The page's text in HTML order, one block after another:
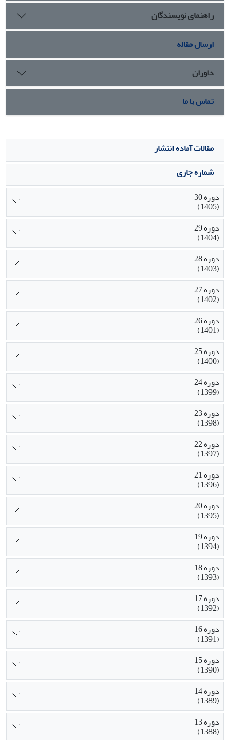
آمده نشان از وجود 0.99 همبستگی و میانگین مربعات خطا 0.001
دارد که به معنای وجود همبستگی میان قیمت واقعی و قیمت
پیش‌بینی‌شده بیت‌کوین می‌باشد. یافته‌های این پژوهش می‌تواند
توجه فعالان در حوزه بیت‌کوین را جلب نماید تا برنامه‌ریزی مناسبی
جهت سرمایه‌گذاری و کاهش ریسک سرمایه‌گذاری داشته باشند.
راهنمای نویسندگان
ارسال مقاله
داوران
تماس با ما
مقالات آماده انتشار
شماره جاری
دوره 30
(1405)
دوره 29
(1404)
دوره 28
(1403)
دوره 27
(1402)
دوره 26
(1401)
دوره 25
(1400)
دوره 24
(1399)
دوره 23
(1398)
دوره 22
(1397)
دوره 21
(1396)
دوره 20
(1395)
دوره 19
(1394)
دوره 18
(1393)
دوره 17
(1392)
دوره 16
(1391)
دوره 15
(1390)
دوره 14
(1389)
دوره 13
(1388)